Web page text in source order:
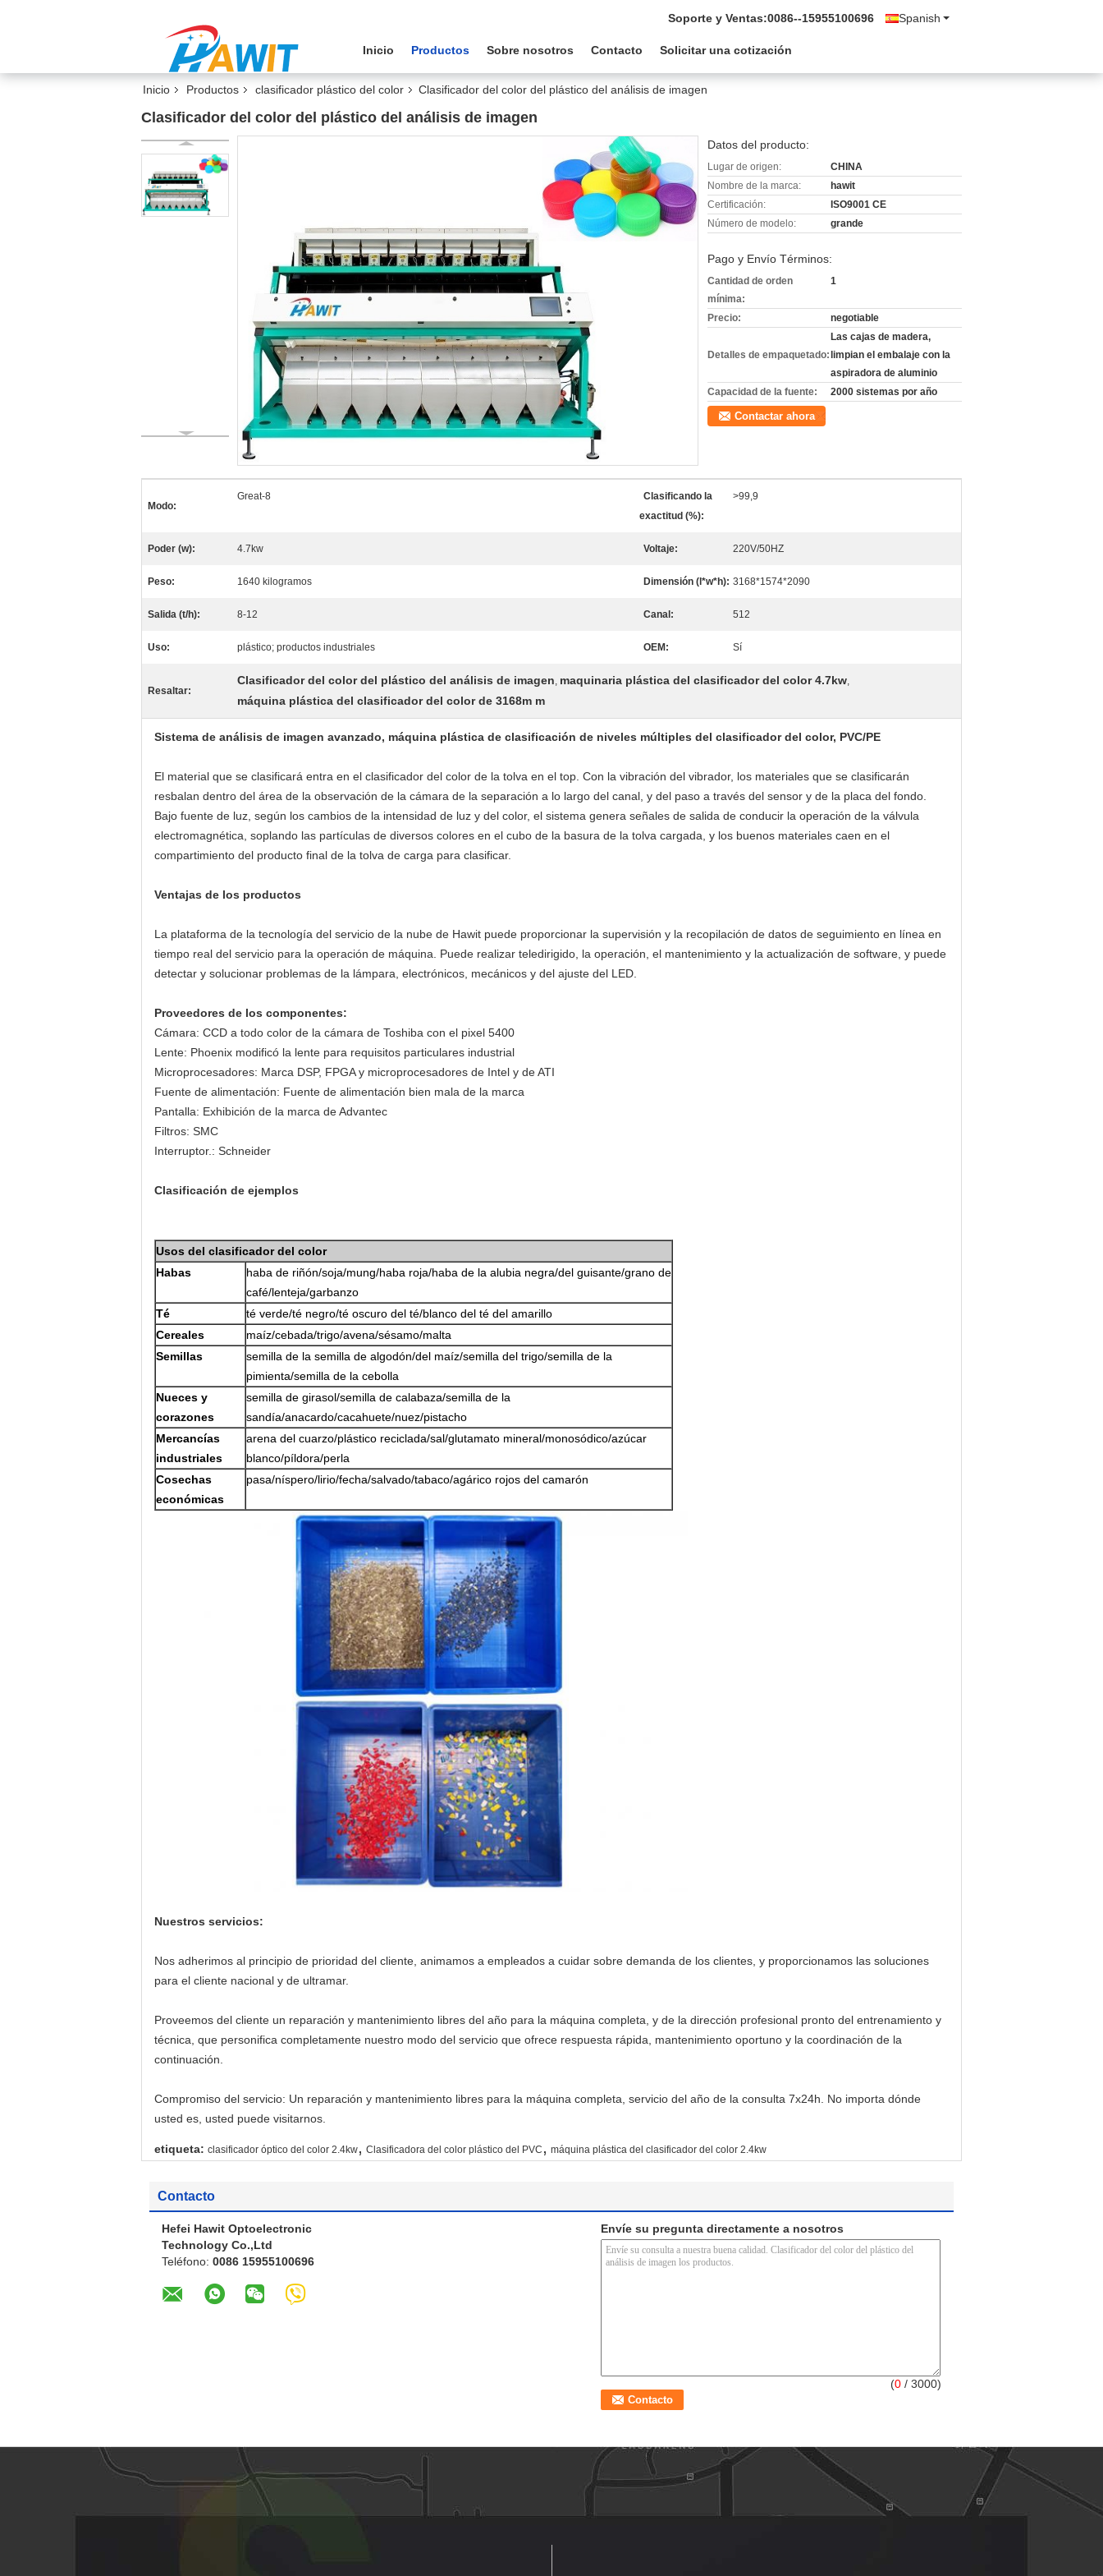
Spanish
Soporte y Ventas:0086--15955100696
Inicio Productos Sobre nosotros Contacto Solicitar una cotización
Inicio Productos clasificador plástico del color Clasificador del color del plástico del análisis de imagen
Clasificador del color del plástico del análisis de imagen
Datos del producto:
Lugar de origen:
CHINA
Nombre de la marca:
hawit
Certificación:
ISO9001 CE
Número de modelo:
grande
Pago y Envío Términos:
Cantidad de orden
mínima:
1
Precio: negotiable
Detalles de empaquetado:
Las cajas de madera,
limpian el embalaje con la
aspiradora de aluminio
Capacidad de la fuente:
2000 sistemas por año
Contactar ahora
Modo:
Great-8
Clasificando la
exactitud (%):
>99,9
Poder (w): 4.7kw Voltaje: 220V/50HZ
Peso: 1640 kilogramos Dimensión (l*w*h): 3168*1574*2090
Salida (t/h): 8-12 Canal: 512
Uso: plástico; productos industriales OEM: Sí
Resaltar:
Clasificador del color del plástico del análisis de imagen, maquinaria plástica del clasificador del color 4.7kw,
máquina plástica del clasificador del color de 3168m m
Sistema de análisis de imagen avanzado, máquina plástica de clasificación de niveles múltiples del clasificador del color, PVC/PE
El material que se clasificará entra en el clasificador del color de la tolva en el top. Con la vibración del vibrador, los materiales que se clasificarán
resbalan dentro del área de la observación de la cámara de la separación a lo largo del canal, y del paso a través del sensor y de la placa del fondo.
Bajo fuente de luz, según los cambios de la intensidad de luz y del color, el sistema genera señales de salida de conducir la operación de la válvula
electromagnética, soplando las partículas de diversos colores en el cubo de la basura de la tolva cargada, y los buenos materiales caen en el
compartimiento del producto final de la tolva de carga para clasificar.
Ventajas de los productos
La plataforma de la tecnología del servicio de la nube de Hawit puede proporcionar la supervisión y la recopilación de datos de seguimiento en línea en
tiempo real del servicio para la operación de máquina. Puede realizar teledirigido, la operación, el mantenimiento y la actualización de software, y puede
detectar y solucionar problemas de la lámpara, electrónicos, mecánicos y del ajuste del LED.
Proveedores de los componentes:
Cámara: CCD a todo color de la cámara de Toshiba con el pixel 5400
Lente: Phoenix modificó la lente para requisitos particulares industrial
Microprocesadores: Marca DSP, FPGA y microprocesadores de Intel y de ATI
Fuente de alimentación: Fuente de alimentación bien mala de la marca
Pantalla: Exhibición de la marca de Advantec
Filtros: SMC
Interruptor.: Schneider
Clasificación de ejemplos
Usos del clasificador del color
Habas
haba de riñón/soja/mung/haba roja/haba de la alubia negra/del guisante/grano de
café/lenteja/garbanzo
Té
té verde/té negro/té oscuro del té/blanco del té del amarillo
Cereales
maíz/cebada/trigo/avena/sésamo/malta
Semillas
semilla de la semilla de algodón/del maíz/semilla del trigo/semilla de la
pimienta/semilla de la cebolla
Nueces y
corazones
semilla de girasol/semilla de calabaza/semilla de la
sandía/anacardo/cacahuete/nuez/pistacho
Mercancías
industriales
arena del cuarzo/plástico reciclada/sal/glutamato mineral/monosódico/azúcar
blanco/píldora/perla
Cosechas
económicas
pasa/níspero/lirio/fecha/salvado/tabaco/agárico rojos del camarón
Nuestros servicios:
Nos adherimos al principio de prioridad del cliente, animamos a empleados a cuidar sobre demanda de los clientes, y proporcionamos las soluciones
para el cliente nacional y de ultramar.
Proveemos del cliente un reparación y mantenimiento libres del año para la máquina completa, y de la dirección profesional pronto del entrenamiento y
técnica, que personifica completamente nuestro modo del servicio que ofrece respuesta rápida, mantenimiento oportuno y la coordinación de la
continuación.
Compromiso del servicio: Un reparación y mantenimiento libres para la máquina completa, servicio del año de la consulta 7x24h. No importa dónde
usted es, usted puede visitarnos.
etiqueta: clasificador óptico del color 2.4kw Clasificadora del color plástico del PVC máquina plástica del clasificador del color 2.4kw
Contacto
Hefei Hawit Optoelectronic
Technology Co.,Ltd
Teléfono: 0086 15955100696
Envíe su pregunta directamente a nosotros
(0 / 3000)